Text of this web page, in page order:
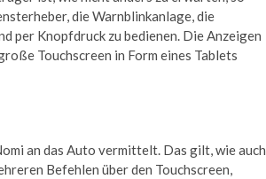
die Warnblinkanlage, die
per Knopfdruck zu bedienen. Die Anzeigen
Touchscreen in Form eines Tablets
an das Auto vermittelt. Das gilt, wie auch
Befehlen über den Touchscreen,